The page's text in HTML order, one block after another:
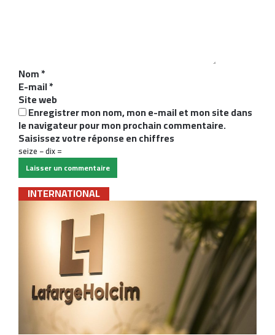
i
r
e
*
Nom*
E-mail*
Site web
Enregistrer mon nom, mon e-mail et mon site dans
le navigateur pour mon prochain commentaire.
Saisissez votre réponse en chiffres
seize − dix =
INTERNATIONAL